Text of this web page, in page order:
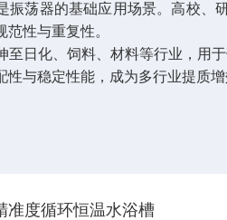
振荡器的基础应用场景。高校、
性与重复性。
至 日化、饲料、材料等行业，用
性与稳定性能，成为多行业提质
准度循环恒温水浴槽